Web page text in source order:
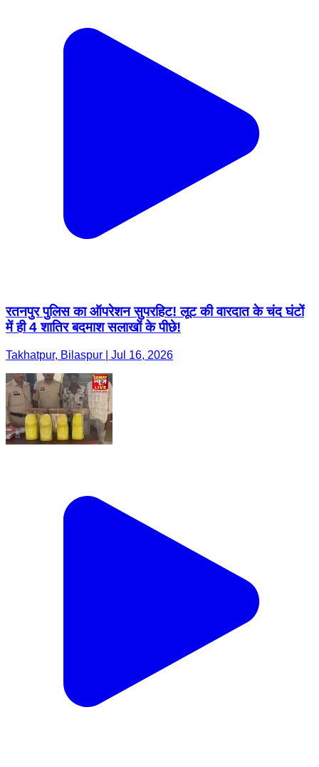
रतनपुर पुलिस का ऑपरेशन सुपरहिट! लूट की वारदात के चंद घंटों
में ही 4 शातिर बदमाश सलाखों के पीछे!
Takhatpur, Bilaspur | Jul 16, 2026